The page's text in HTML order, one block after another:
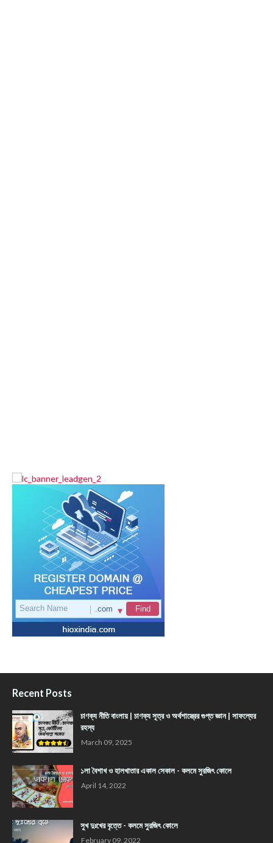
Recent Posts
চাণক্য নীতি বাংলায় | চাণক্য সূত্র ও অর্থশাস্ত্রের গুপ্ত জ্ঞান | সাফল্যের
রহস্য
March 09, 2025
১লা বৈশাখ ও হালখাতার একাল সেকাল - কলমে সুরজিৎ কোলে
April 14, 2022
সুখ দুঃখের বৃত্তে - কলমে সুরজিৎ কোলে
February 09, 2022